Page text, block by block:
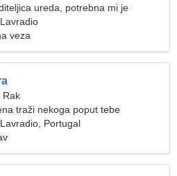
ureda, potrebna mi je
veza
Rak
traži nekoga poput tebe
Portugal